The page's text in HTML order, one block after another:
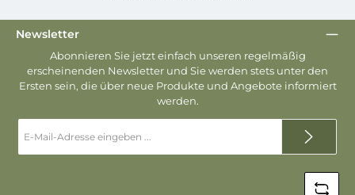
Newsletter
Abonnieren Sie jetzt einfach unseren regelmäßig
erscheinenden Newsletter und Sie werden stets unter den
Ersten sein, die über neue Produkte und Angebote informiert
werden.
Mail-
Adresse